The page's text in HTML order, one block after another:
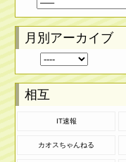
月別アーカイブ
相互
IT速報
カオスちゃんねる